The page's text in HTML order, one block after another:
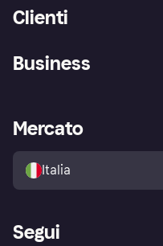
Clienti
Assistenza
Esplora i negozi
Politica di protezione
dell'acquirente Klarna
Business
Accesso aziende
Mercato
Italia
Segui